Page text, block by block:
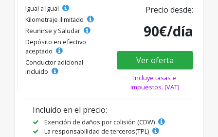
Igual a igual
Kilometraje ilimitado
Reunirse y Saludar
Depósito en efectivo
aceptado
Conductor adicional
incluido
Precio desde:
90€/día
Ver oferta
Incluye tasas e
impuestos. (VAT)
Incluido en el precio:
Exención de daños por colisión (CDW)
La responsabilidad de terceros(TPL)